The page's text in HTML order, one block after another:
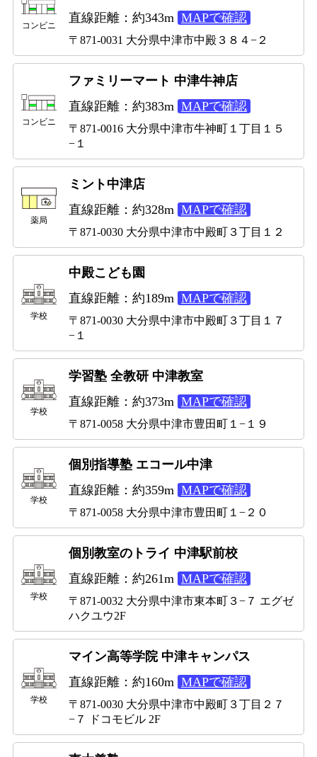
コンビニ
直線距離：約343m MAPで確認
〒871-0031 大分県中津市中殿３８４−２
コンビニ
ファミリーマート 中津牛神店
直線距離：約383m MAPで確認
〒871-0016 大分県中津市牛神町１丁目１５
−１
薬局
ミント中津店
直線距離：約328m MAPで確認
〒871-0030 大分県中津市中殿町３丁目１２
学校
中殿こども園
直線距離：約189m MAPで確認
〒871-0030 大分県中津市中殿町３丁目１７
−１
学校
学習塾 全教研 中津教室
直線距離：約373m MAPで確認
〒871-0058 大分県中津市豊田町１−１９
学校
個別指導塾 エコール中津
直線距離：約359m MAPで確認
〒871-0058 大分県中津市豊田町１−２０
学校
個別教室のトライ 中津駅前校
直線距離：約261m MAPで確認
〒871-0032 大分県中津市東本町３−７ エグゼ
ハクユウ2F
学校
マイン高等学院 中津キャンパス
直線距離：約160m MAPで確認
〒871-0030 大分県中津市中殿町３丁目２７
−７ ドコモビル 2F